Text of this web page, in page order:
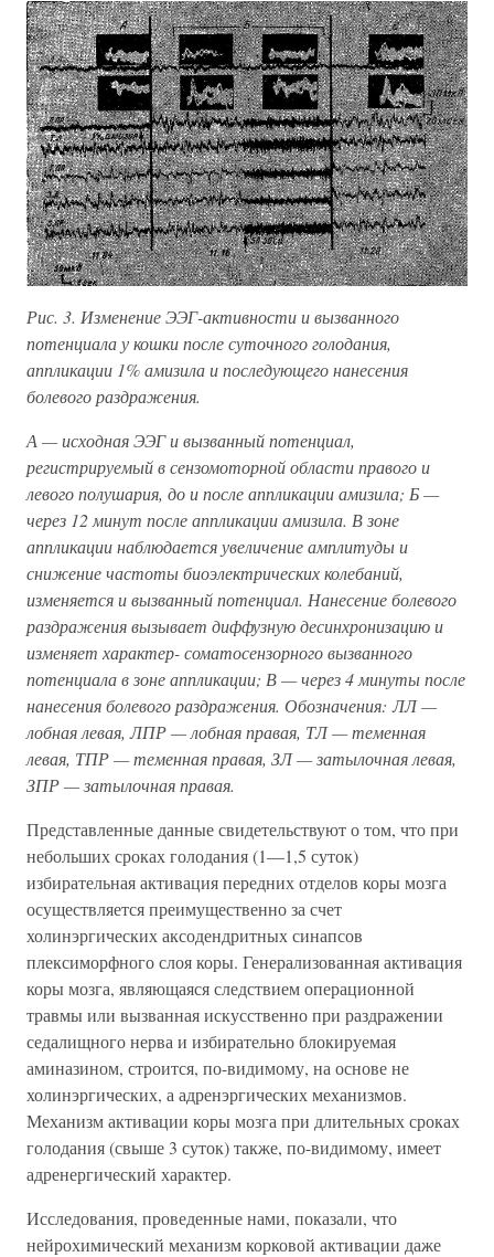
Рис. 3. Изменение ЭЭГ-активности и вызванного
потенциала у кошки после суточного голодания,
аппликации 1% амизила и последующего нанесения
болевого раздражения.
А — исходная ЭЭГ и вызванный потенциал,
регистрируемый в сензомоторной области правого и
левого полушария, до и после аппликации амизила; Б —
через 12 минут после аппликации амизила. В зоне
аппликации наблюдается увеличение амплитуды и
снижение частоты биоэлектрических колебаний,
изменяется и вызванный потенциал. Нанесение болевого
раздражения вызывает диффузную десинхронизацию и
изменяет характер- соматосензорного вызванного
потенциала в зоне аппликации; В — через 4 минуты после
нанесения болевого раздражения. Обозначения: ЛЛ —
лобная левая, ЛПР — лобная правая, ТЛ — теменная
левая, ТПР — теменная правая, ЗЛ — затылочная левая,
ЗПР — затылочная правая.
Представленные данные свидетельствуют о том, что при
небольших сроках голодания (1—1,5 суток)
избирательная активация передних отделов коры мозга
осуществляется преимущественно за счет
холинэргических аксодендритных синапсов
плексиморфного слоя коры. Генерализованная активация
коры мозга, являющаяся следствием операционной
травмы или вызванная искусственно при раздражении
седалищного нерва и избирательно блокируемая
аминазином, строится, по-видимому, на основе не
холинэргических, а адренэргических механизмов.
Механизм активации коры мозга при длительных сроках
голодания (свыше 3 суток) также, по-видимому, имеет
адренергический характер.
Исследования, проведенные нами, показали, что
нейрохимический механизм корковой активации даже